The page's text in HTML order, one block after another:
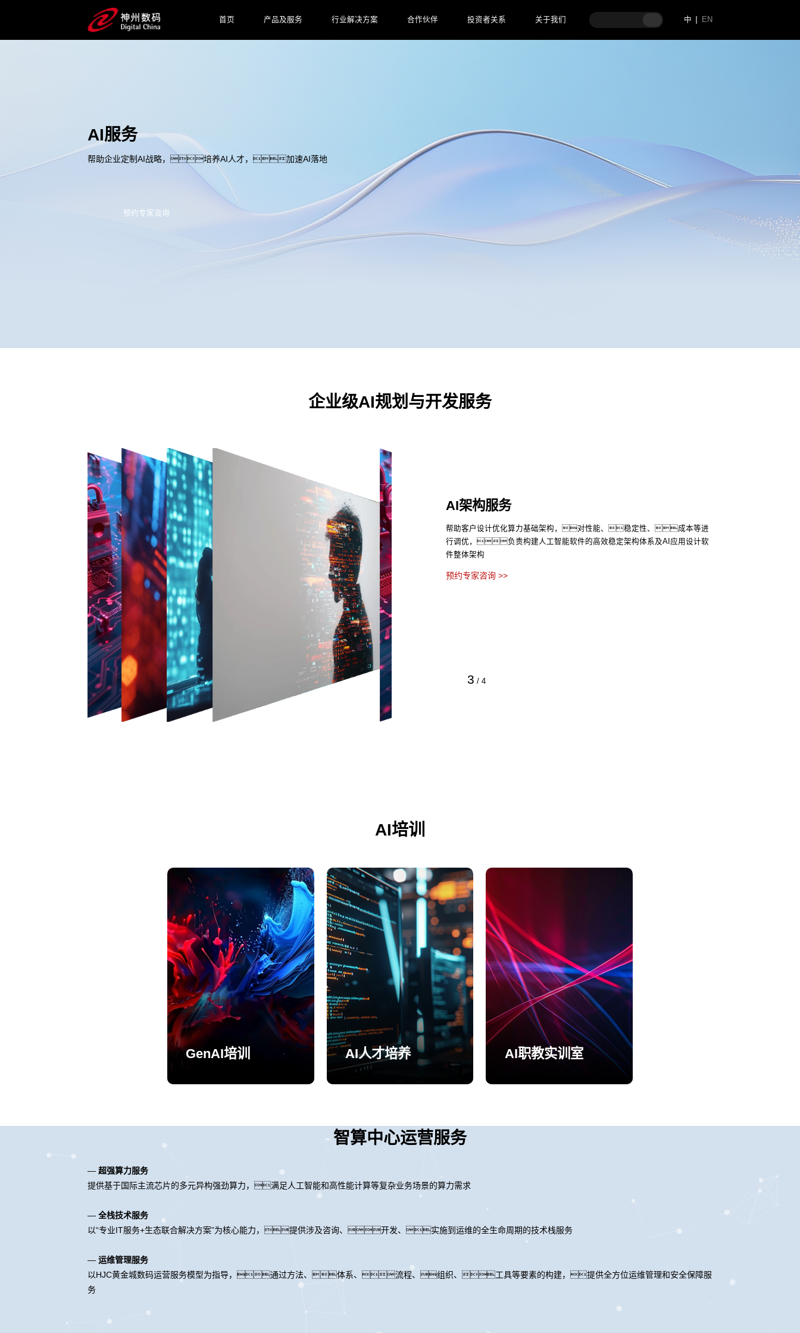
首页 产品及服务 行业解决方案 合作伙伴 投资者关系 关于我们 中 EN
AI服务
帮助企业定制AI战略，培养AI人才，加速AI落地
预约专家咨询
企业级AI规划与开发服务
3 / 4
AI架构服务
帮助客户设计优化算力基础架构，对性能、稳定性、成本等进
行调优，负责构建人工智能软件的高效稳定架构体系及AI应用设计软
件整体架构
预约专家咨询 >>
AI培训
GenAI培训 AI人才培养 AI职教实训室
智算中心运营服务
— 超强算力服务
提供基于国际主流芯片的多元异构强劲算力，满足人工智能和高性能计算等复杂业务场景的算力需求
— 全栈技术服务
以“专业IT服务+生态联合解决方案”为核心能力，提供涉及咨询、开发、实施到运维的全生命周期的技术栈服务
— 运维管理服务
以HJC黄金城数码运营服务模型为指导，通过方法、体系、流程、组织、工具等要素的构建，提供全方位运维管理和安全保障服
务